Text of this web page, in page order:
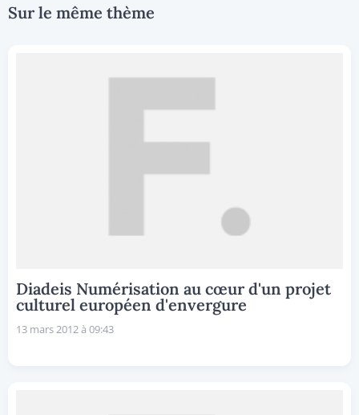
Sur le même thème
Diadeis Numérisation au cœur d'un projet
culturel européen d'envergure
13 mars 2012 à 09:43